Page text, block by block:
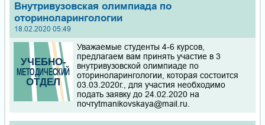
Внутривузовская олимпиада по
оториноларингологии
18.02.2020 05:49
Уважаемые студенты 4-6 курсов,
предлагаем вам принять участие в 3
внутривузовской олимпиаде по
оториноларингологии, которая состоится
03.03.2020г., для участия необходимо
подать заявку до 24.02.2020 на
почтуtmanikovskaya@mail.ru.